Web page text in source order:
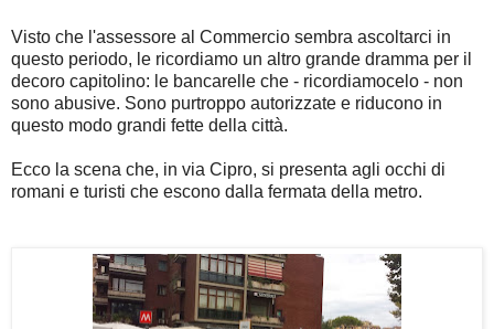
Visto che l'assessore al Commercio sembra ascoltarci in
questo periodo, le ricordiamo un altro grande dramma per il
decoro capitolino: le bancarelle che - ricordiamocelo - non
sono abusive. Sono purtroppo autorizzate e riducono in
questo modo grandi fette della città.
Ecco la scena che, in via Cipro, si presenta agli occhi di
romani e turisti che escono dalla fermata della metro.